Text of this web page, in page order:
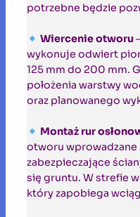
potrzebne będzie
Wiercenie otworu
wykonuje odwiert
125 mm do 200 mm.
położenia warstwy
oraz planowanego
Montaż rur
otworu wprowadzane
zabezpieczające
się gruntu. W strefie
który zapobiega